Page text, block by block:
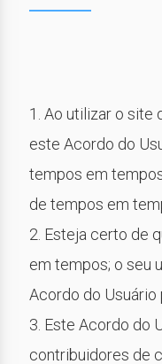
1. Ao utilizar o site
este Acordo do
tempos em
de tempos em
2. Esteja certo de
em tempos; o seu
Acordo do Usuário
3. Este Acordo do
contribuidores de